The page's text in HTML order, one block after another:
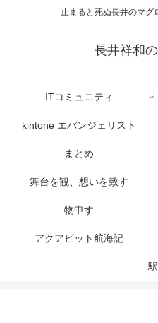
止まると死ぬ長井のマグ
長井祥和
ITコミュニティ
kintone エバンジェリスト
まとめ
舞台を観、想いを致す
物申す
アクアビット航海記